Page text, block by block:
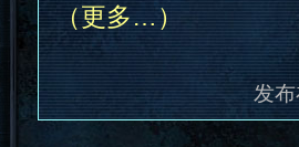
（更多…）
发